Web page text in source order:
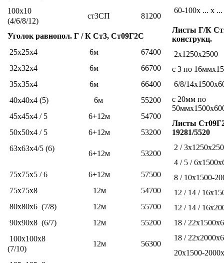
100х10
(4/6/8/12)
ст3СП 81200
Уголок равнопол. Г / К Ст3, Ст09Г2С
25x25x4
6м
67400
32x32x4
6м
66700
35x35x4
6м
66400
40x40x4 (5)
6м
55200
45x45x4 / 5
6+12м
54700
50x50x4 / 5
6+12м
53200
63x63x4/5 (6)
6+12м 53200
75x75x5 / 6 6+12м
57500
75x75x8
12м
54700
80x80x6 (7/8)
12м
55700
90x90x8 (6/7)
12м
55200
100x100x8
(7/10)
12м 56300
60-100x ... x ...
Листы Г/К
конструкц.
2х1250х2500
с 3 по
6/8/
с 20мм по
Листы
19281/5520
2 /
4 / 5 /
8 / 10x1500-
12 / 14 /
12 / 14 /
18 /
18 /
20x1500-